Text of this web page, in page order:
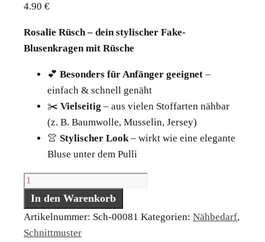
4.90 €
Rosalie Rüsch – dein stylischer Fake-
Blusenkragen mit Rüsche
💕 Besonders für Anfänger geeignet –
einfach & schnell genäht
✂️ Vielseitig – aus vielen Stoffarten nähbar
(z. B. Baumwolle, Musselin, Jersey)
👚 Stylischer Look– wirkt wie eine elegante
Bluse unter dem Pulli
Rosalie
Rüsch
Menge
In den Warenkorb
Artikelnummer: Sch-00081 Kategorien: Nähbedarf,
Schnittmuster